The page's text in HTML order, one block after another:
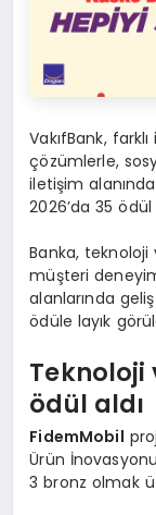
VakıfBank,
çözümlerle,
iletişim
2026’da 35 ödül
Banka,
müşteri
alanlarında
ödüle layık
Teknoloji
ödül aldı
FidemMobil
Ürün
3 bronz olmak